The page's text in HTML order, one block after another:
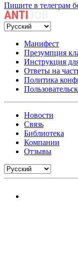
Пишите в телеграм
Манифест
Презумпция
Инструкция
Ответы на
Политика
Новости
Связь
Библиотека
Компании
Отзывы